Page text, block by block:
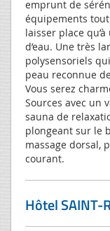
emprunt de
équipements
laisser place
d’eau. Une très
polysensoriels
peau reconnue
Vous serez
Sources avec un
sauna de
plongeant sur le
massage dorsal,
courant.
Hôtel SAINT-